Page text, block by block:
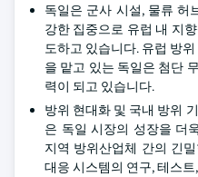
독일은 군사 시설, 물류 허
강한 집중으로 유럽 내 지
도하고 있습니다. 유럽 방
을 맡고 있는 독일은 첨단
력이 되고 있습니다.
방위 현대화 및 국내 방위
은 독일 시장의 성장을 더
지역 방위산업체 간의 긴
대응 시스템의 연구, 테스